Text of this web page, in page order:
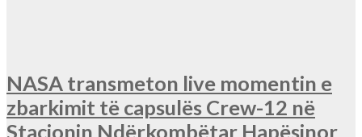
NASA transmeton live momentin e
zbarkimit të capsulës Crew-12 në
Stacionin Ndërkombëtar Hapësinor